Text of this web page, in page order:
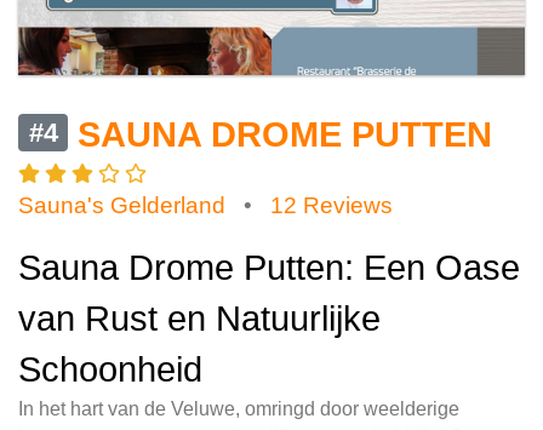
#4 SAUNA DROME PUTTEN
Sauna's Gelderland • 12 Reviews
Sauna Drome Putten: Een Oase
van Rust en Natuurlijke
Schoonheid
In het hart van de Veluwe, omringd door weelderige